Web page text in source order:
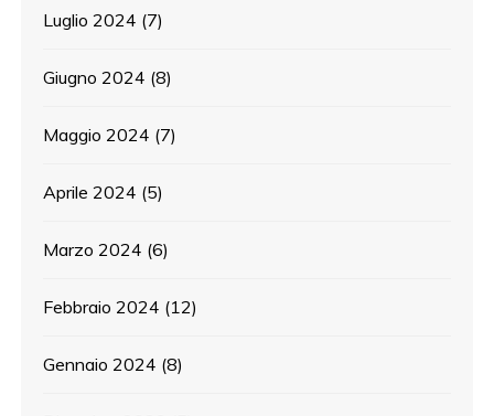
Luglio 2024 (7)
Giugno 2024 (8)
Maggio 2024 (7)
Aprile 2024 (5)
Marzo 2024 (6)
Febbraio 2024 (12)
Gennaio 2024 (8)